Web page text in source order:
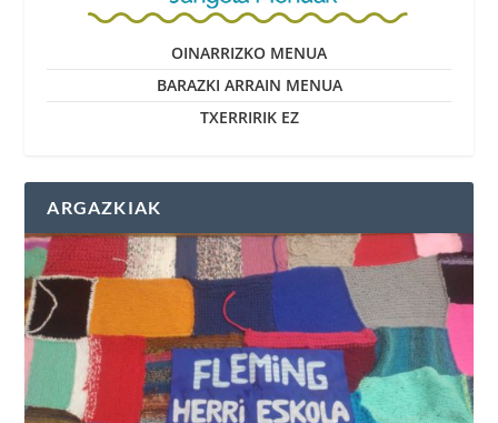
OINARRIZKO MENUA
BARAZKI ARRAIN MENUA
TXERRIRIK EZ
ARGAZKIAK